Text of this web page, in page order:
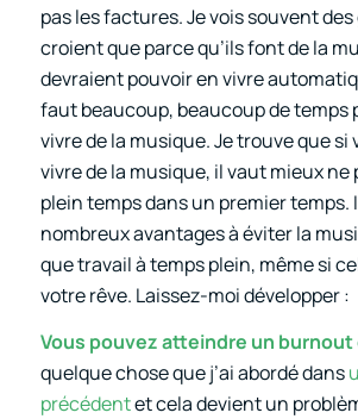
pas les factures. Je vois souvent
croient que parce qu’ils font de la
devraient pouvoir en vivre
faut beaucoup, beaucoup de temps
vivre de la musique. Je trouve que si
vivre de la musique, il vaut mieux ne
plein temps dans un premier temps.
nombreux avantages à éviter la
que travail à temps plein, même si
votre rêve. Laissez-moi développer :
Vous pouvez atteindre un
quelque chose que j’ai abordé dans
précédentet cela devient un